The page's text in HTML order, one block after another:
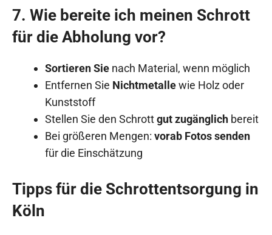
7. Wie bereite ich meinen Schrott
für die Abholung vor?
Sortieren Sie nach Material, wenn möglich
Entfernen Sie Nichtmetallewie Holz oder
Kunststoff
Stellen Sie den Schrottgut zugänglich bereit
Bei größeren Mengen: vorab Fotos senden
für die Einschätzung
Tipps für die Schrottentsorgung in
Köln